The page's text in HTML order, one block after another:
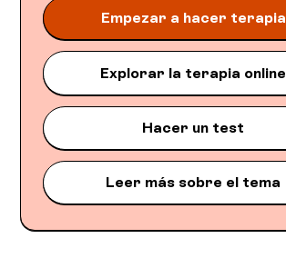
Empezar a hacer terapia
Explorar la terapia online
Hacer un test
Leer más sobre el tema